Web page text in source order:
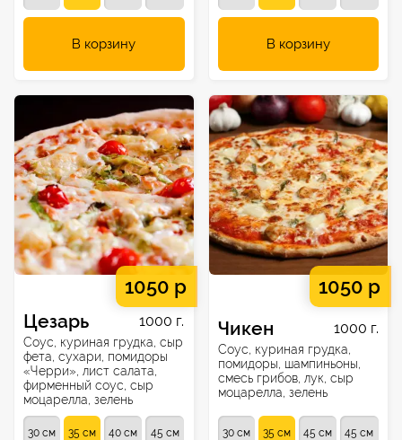
В корзину В корзину
1050 р
Цезарь 1000 г.
Соус, куриная грудка, сыр
фета, сухари, помидоры
«Черри», лист салата,
фирменный соус, сыр
моцарелла, зелень
30 см 35 см 40 см 45 см
1050 р
Чикен 1000 г.
Соус, куриная грудка,
помидоры, шампиньоны,
смесь грибов, лук, сыр
моцарелла, зелень
30 см 35 см 45 см 45 см